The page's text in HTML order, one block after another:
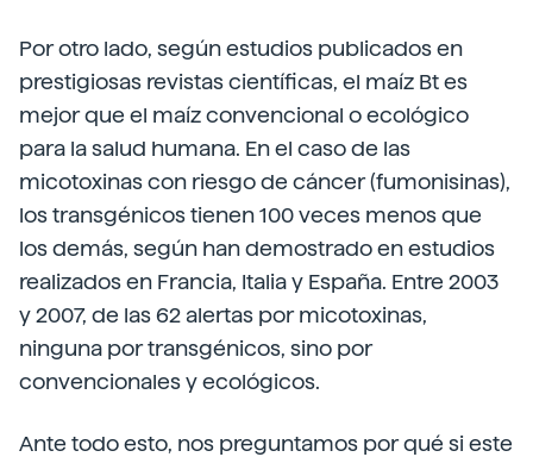
Por otro lado, según estudios publicados en
prestigiosas revistas científicas, el maíz Bt es
mejor que el maíz convencional o ecológico
para la salud humana. En el caso de las
micotoxinas con riesgo de cáncer (fumonisinas),
los transgénicos tienen 100 veces menos que
los demás, según han demostrado en estudios
realizados en Francia, Italia y España. Entre 2003
y 2007, de las 62 alertas por micotoxinas,
ninguna por transgénicos, sino por
convencionales y ecológicos.
Ante todo esto, nos preguntamos por qué si este